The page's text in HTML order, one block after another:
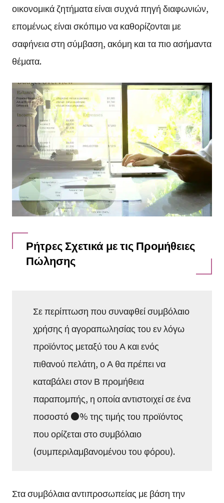
οικονομικά ζητήματα είναι συχνά πηγή διαφωνιών,
επομένως είναι σκόπιμο να καθορίζονται με
σαφήνεια στη σύμβαση, ακόμη και τα πιο ασήμαντα
θέματα.
Ρήτρες Σχετικά με τις Προμήθειες
Πώλησης
Σε περίπτωση που συναφθεί συμβόλαιο
χρήσης ή αγοραπωλησίας του εν λόγω
προϊόντος μεταξύ του Α και ενός
πιθανού πελάτη, ο Α θα πρέπει να
καταβάλει στον Β προμήθεια
παραπομπής, η οποία αντιστοιχεί σε ένα
ποσοστό ●% της τιμής του προϊόντος
που ορίζεται στο συμβόλαιο
(συμπεριλαμβανομένου του φόρου).
Στα συμβόλαια αντιπροσωπείας με βάση την